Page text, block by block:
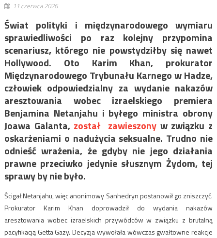
11 czerwca 2026
Świat polityki i międzynarodowego wymiaru
sprawiedliwości po raz kolejny przypomina
scenariusz, którego nie powstydziłby się nawet
Hollywood. Oto Karim Khan, prokurator
Międzynarodowego Trybunału Karnego w Hadze,
człowiek odpowiedzialny za wydanie nakazów
aresztowania wobec izraelskiego premiera
Benjamina Netanjahu i byłego ministra obrony
Joawa Galanta, został zawieszony w związku z
oskarżeniami o nadużycia seksualne. Trudno nie
odnieść wrażenia, że gdyby nie jego działania
prawne przeciwko jedynie słusznym Żydom, tej
sprawy by nie było.
Ścigał Netanjahu, więc anonimowy Sanhedryn postanowił go zniszczyć.
Prokurator Karim Khan doprowadził do wydania nakazów
aresztowania wobec izraelskich przywódców w związku z brutalną
pacyfikacją Getta Gazy. Decyzja wywołała wówczas gwałtowne reakcje